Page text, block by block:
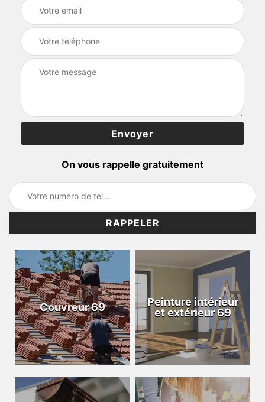
On vous rappelle gratuitement
Couvreur 69
Peinture intérieur
et extérieur 69